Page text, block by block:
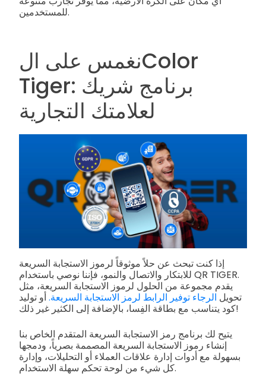
للمستخدمين.
نغمس على الColor
Tiger: برنامج شريك
لعلامتك التجارية
إذا كنت تبحث عن حلاً موثوقاً لرموز الاستجابة السريعة
للابتكار والاتصال والنمو، فإننا نوصي باستخدام QR TIGER.
يقدم مجموعة من الحلول لرموز الاستجابة السريعة، مثل
تحويل الرجاء توفير الرابط لرمز الاستجابة السريعة.أو توليد
كود يتناسب مع بطاقة الفِسا، بالإضافة إلى الكثير غير ذلك!
يتيح لك برنامج رمز الاستجابة السريعة المتقدم الخاص بنا
إنشاء رموز الاستجابة السريعة المصممة بصرياً، ودمجها
بسهولة مع أدوات إدارة علاقات العملاء أو التحليلات، وإدارة
كل شيء من لوحة تحكم سهلة الاستخدام.